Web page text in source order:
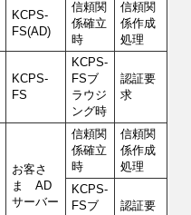
KCPS-
FS(AD)
信頼関
係確立
時
信頼関
係作成
処理
KCPS-
FS
KCPS-
FSブ
ラウジ
ング時
認証要
求
お客さ
ま AD
サーバー
信頼関
係確立
時
信頼関
係作成
処理
KCPS-
FSブ
認証要